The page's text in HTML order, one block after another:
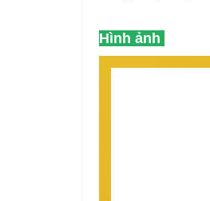
Hình ảnh